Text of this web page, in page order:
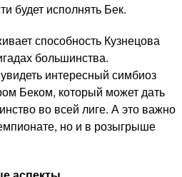
будет исполнять Бек.
способность Кузнецова
большинства.
интересный симбиоз
Беком, который может дать
во всей лиге. А это важно
но и в розыгрыше